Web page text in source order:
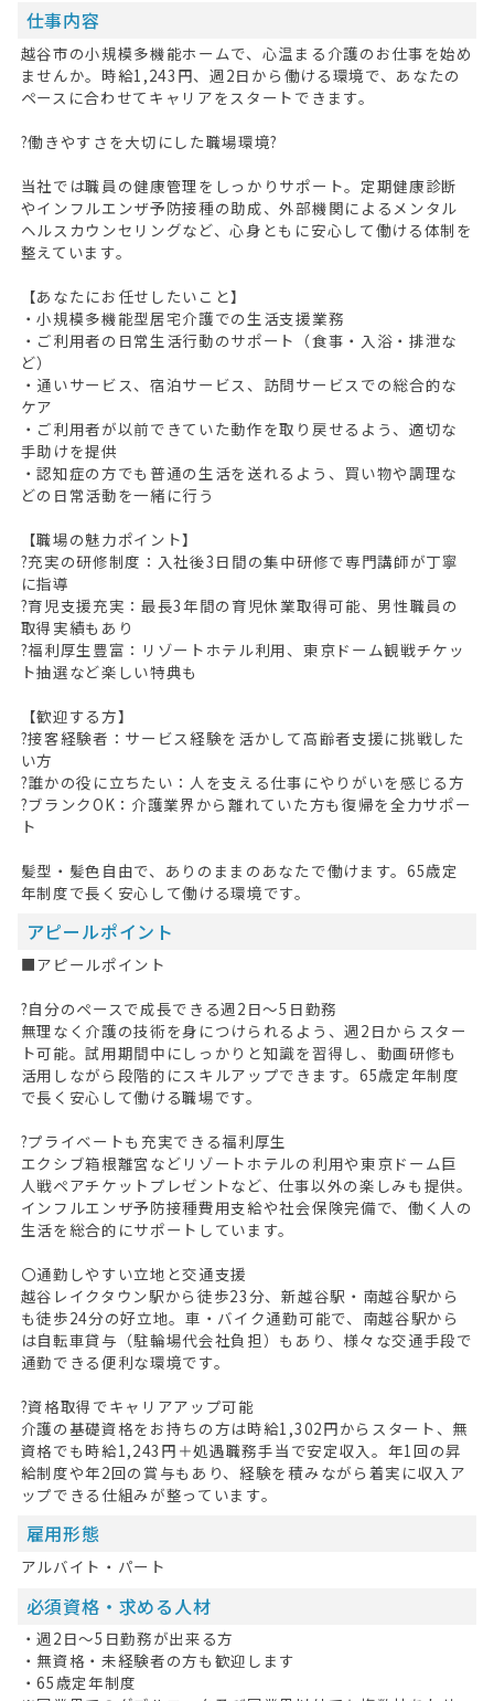
仕事内容
越谷市の小規模多機能ホームで、心温まる介護のお仕事を始め
ませんか。時給1,243円、週2日から働ける環境で、あなたの
ペースに合わせてキャリアをスタートできます。
?働きやすさを大切にした職場環境?
当社では職員の健康管理をしっかりサポート。定期健康診断
やインフルエンザ予防接種の助成、外部機関によるメンタル
ヘルスカウンセリングなど、心身ともに安心して働ける体制を
整えています。
【あなたにお任せしたいこと】
・小規模多機能型居宅介護での生活支援業務
・ご利用者の日常生活行動のサポート（食事・入浴・排泄な
ど）
・通いサービス、宿泊サービス、訪問サービスでの総合的な
ケア
・ご利用者が以前できていた動作を取り戻せるよう、適切な
手助けを提供
・認知症の方でも普通の生活を送れるよう、買い物や調理な
どの日常活動を一緒に行う
【職場の魅力ポイント】
?充実の研修制度：入社後3日間の集中研修で専門講師が丁寧
に指導
?育児支援充実：最長3年間の育児休業取得可能、男性職員の
取得実績もあり
?福利厚生豊富：リゾートホテル利用、東京ドーム観戦チケッ
ト抽選など楽しい特典も
【歓迎する方】
?接客経験者：サービス経験を活かして高齢者支援に挑戦した
い方
?誰かの役に立ちたい：人を支える仕事にやりがいを感じる方
?ブランクOK：介護業界から離れていた方も復帰を全力サポー
ト
髪型・髪色自由で、ありのままのあなたで働けます。65歳定
年制度で長く安心して働ける環境です。
アピールポイント
■アピールポイント
?自分のペースで成長できる週2日～5日勤務
無理なく介護の技術を身につけられるよう、週2日からスター
ト可能。試用期間中にしっかりと知識を習得し、動画研修も
活用しながら段階的にスキルアップできます。65歳定年制度
で長く安心して働ける職場です。
?プライベートも充実できる福利厚生
エクシブ箱根離宮などリゾートホテルの利用や東京ドーム巨
人戦ペアチケットプレゼントなど、仕事以外の楽しみも提供。
インフルエンザ予防接種費用支給や社会保険完備で、働く人の
生活を総合的にサポートしています。
〇通勤しやすい立地と交通支援
越谷レイクタウン駅から徒歩23分、新越谷駅・南越谷駅から
も徒歩24分の好立地。車・バイク通勤可能で、南越谷駅から
は自転車貸与（駐輪場代会社負担）もあり、様々な交通手段で
通勤できる便利な環境です。
?資格取得でキャリアアップ可能
介護の基礎資格をお持ちの方は時給1,302円からスタート、無
資格でも時給1,243円＋処遇職務手当で安定収入。年1回の昇
給制度や年2回の賞与もあり、経験を積みながら着実に収入ア
ップできる仕組みが整っています。
雇用形態
アルバイト・パート
必須資格・求める人材
・週2日～5日勤務が出来る方
・無資格・未経験者の方も歓迎します
・65歳定年制度